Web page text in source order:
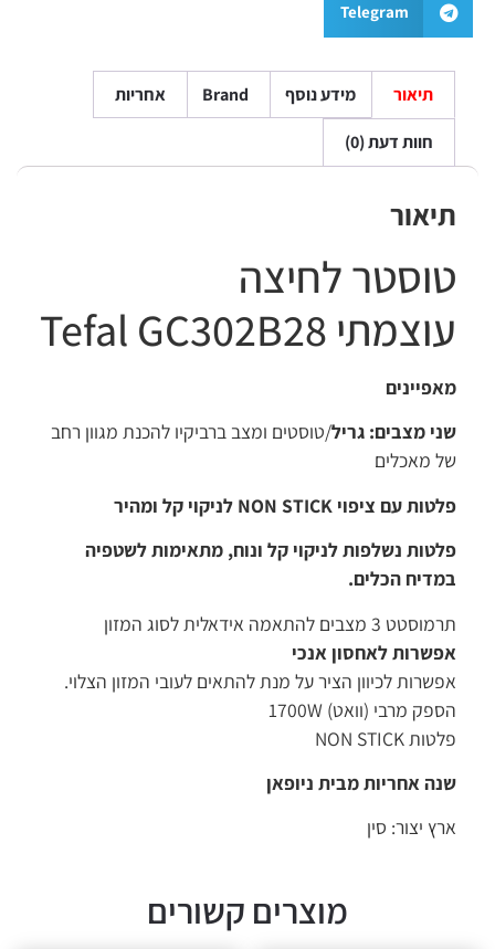
Telegram
תיאור מידע נוסף Brand אחריות
חוות דעת (0)
תיאור
טוסטר לחיצה
עוצמתי
Tefal GC302B28
מאפיינים
שני מצבים: גריל/טוסטים ומצב ברביקיו להכנת מגוון רחב
של מאכלים
פלטות עם ציפוי NON STICK לניקוי קל ומהיר
פלטות נשלפות לניקוי קל ונוח, מתאימות לשטפיה
במדיח הכלים.
תרמוסטט 3 מצבים להתאמה אידאלית לסוג המזון
אפשרות לאחסון אנכי
אפשרות לכיוון הציר על מנת להתאים לעובי המזון הצלוי.
הספק מרבי (וואט) 1700W
פלטות NON STICK
שנה אחריות מבית ניופאן
ארץ יצור: סין
מוצרים קשורים